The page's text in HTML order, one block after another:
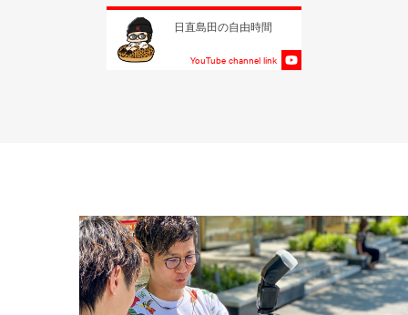
日直島田の自由時間
YouTube channel link